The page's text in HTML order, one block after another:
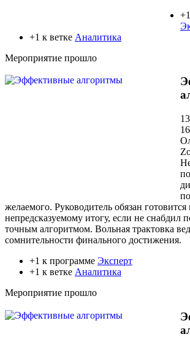
+1 к ветке Аналитика
Мероприятие прошло
желаемого. Руководитель обязан готовится
непредсказуемому итогу, если не снабдил
точным алгоритмом. Вольная трактовка
сомнительности финального достижения.
+1 к программе Эксперт
+1 к ветке Аналитика
Мероприятие прошло